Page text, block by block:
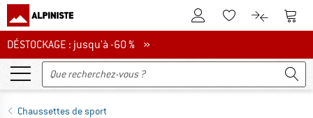
Vers le compte client
Vers la liste
Vers le
DÉSTOCKAGE : jusqu'à -60 %
DÉSTOCKAGE : jusqu'à -60 % »
Chaussettes de sport